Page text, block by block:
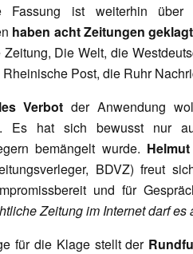
Fassung ist weiterhin
haben acht Zeitungen geklagt
Die Welt, die
Post, die Ruhr
Verbot der Anwendung
Es hat sich bewusst nur
bemängelt wurde.
BDVZ) freut
und für
Zeitung im Internet darf es
für die Klage stellt der